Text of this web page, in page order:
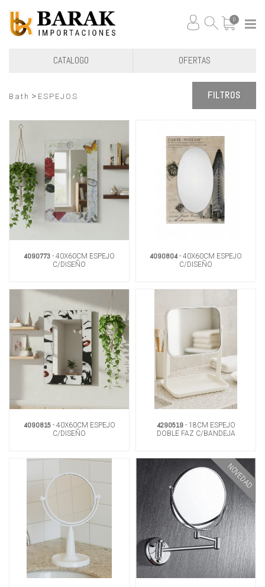
0
CATALOGO OFERTAS
Bath > ESPEJOS FILTROS
4090773 - 40X60CM ESPEJO
C/DISEÑO
4090804 - 40X60CM ESPEJO
C/DISEÑO
4090815- 40X60CM ESPEJO
C/DISEÑO
4290519- 18CM ESPEJO
DOBLE FAZ C/BANDEJA
NOVEDAD